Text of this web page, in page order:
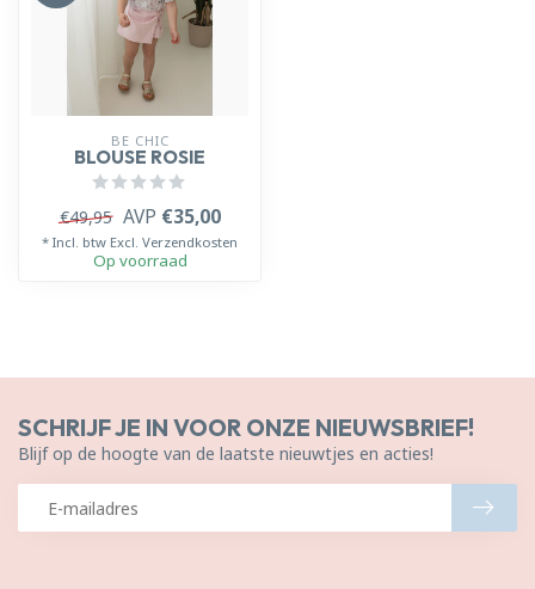
BE CHIC
BLOUSE ROSIE
€49,95 AVP €35,00
* Incl. btw Excl. Verzendkosten
Op voorraad
SCHRIJF JE IN VOOR ONZE NIEUWSBRIEF!
Blijf op de hoogte van de laatste nieuwtjes en acties!